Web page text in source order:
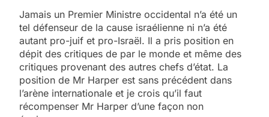
Jamais un Premier Ministre occidental n’a été un
tel défenseur de la cause israélienne ni n’a été
autant pro-juif et pro-Israël. Il a pris position en
dépit des critiques de par le monde et même des
critiques provenant des autres chefs d’état. La
position de Mr Harper est sans précédent dans
l’arène internationale et je crois qu’il faut
récompenser Mr Harper d’une façon non